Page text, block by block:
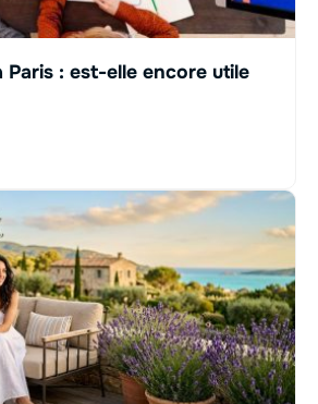
Paris : est-elle encore utile